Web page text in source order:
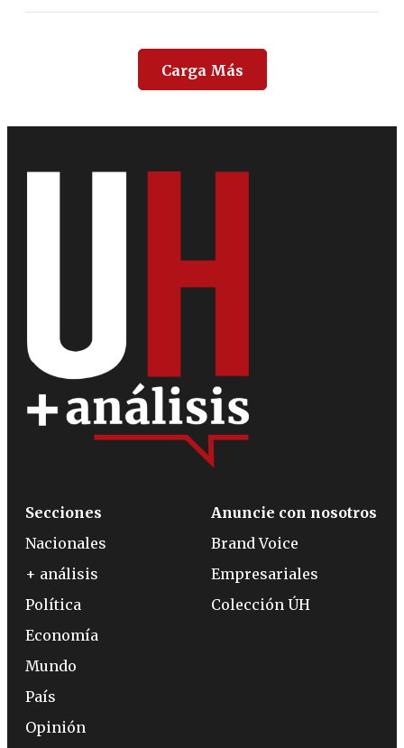
Carga Más
Secciones
Nacionales
+ análisis
Política
Economía
Mundo
País
Opinión
Anuncie con nosotros
Brand Voice
Empresariales
Colección ÚH